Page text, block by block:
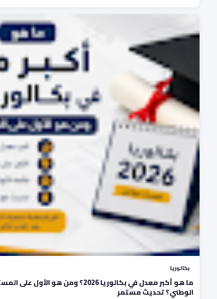
بكالوريا
ما هو أكبر معدل في بكالوريا 2026؟ ومن هو الأول
الوطني؟ تحديث مستمر